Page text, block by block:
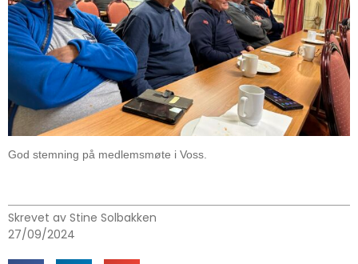
God stemning på medlemsmøte i Voss.
Skrevet av Stine Solbakken
27/09/2024